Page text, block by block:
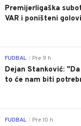
Premijerligaška
VAR i poništeni
FUDBAL Pre 9 h
Dejan Stanković:
to će nam biti
FUDBAL Pre 10 h